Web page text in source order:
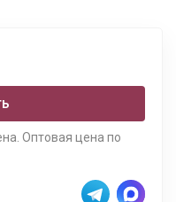
Оптовая цена по